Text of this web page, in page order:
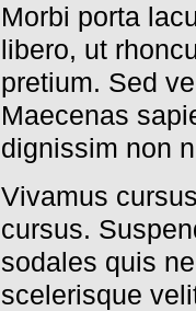
Morbi porta
libero, ut
pretium. Sed
Maecenas
dignissim non
Vivamus
cursus.
sodales quis
scelerisque